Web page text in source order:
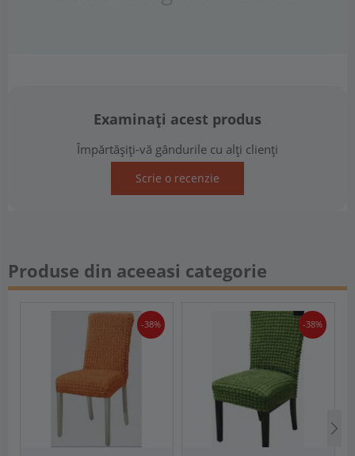
Examinați acest produs
Împărtășiți-vă gândurile cu alți clienți
Scrie o recenzie
Produse din aceeasi categorie
-38% -38%